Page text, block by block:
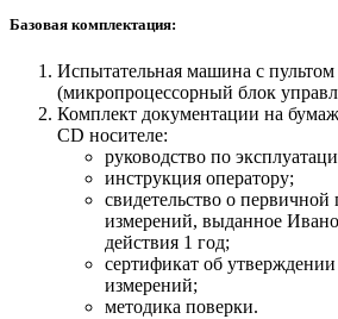
Базовая комплектация:
Испытательная машина с пультом
(микропроцессорный блок
Комплект документации на
СD носителе:
руководство по
инструкция оператору;
свидетельство о первичной
измерений, выданное
действия 1 год;
сертификат об утверждении
измерений;
методика поверки.